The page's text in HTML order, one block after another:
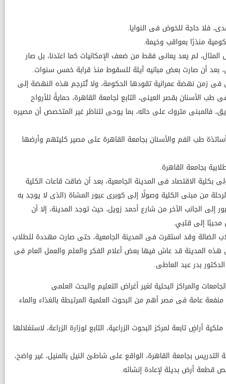
فلا حاجة للخوض فى النوايا.
منذرًا بعواقب وخيمة.
لم يعد يعانى فقط من ضعف الإمكانيات كما اعتدنا، بل صار
بعد أن صارت بعض مبانيه آيلة للسقوط منذ قرابة خمس سنوات.
فى زمن نهضة عمرانية تقودها الحكومة، ولا تُترجم هذه النهضة إلى
الأسنان بقصر العينى، التابع لجامعة القاهرة، حمايةً للأرواح
فالمبنى متروك على حاله، بما يوحى للناظر غير المتخصص أن مصيره
طب الفم والأسنان بجامعة القاهرة على مصير كليتهم وأرضها
بجامعة القاهرة.
بكلية الاقتصاد فى المدينة الجامعية، بعد أن ضاقت قاعات الكلية
من مبنى الكلية وصولًا إلى كوبرى عبور المشاة (الذى لا يوجد به
إلى الجانب الآخر من شارع أحمد زويل، حيث توجد المدينة، إلا أن
محببًا إلى قلبي.
الضالة وقد استقرت فى المدينة الجامعية، حتى صارت مهددة للطلاب
هذه المدينة قد عاش فيها بعض أعلام الفكر والعلم والعمل العام فى
بدر عبد العاطى.
منفعة عامة فى مصر أهم من البحوث العلمية المرتبطة بالغذاء والماء
أراضٍ تابعة لمركز البحوث الزراعية، التابع لوزارة الزراعة، لاستغلالها
بجامعة القاهرة، الواقع على شاطئ النيل بالمنيل، غير واضح،
قطعة أرض بديلة لإعادة إنشائه.